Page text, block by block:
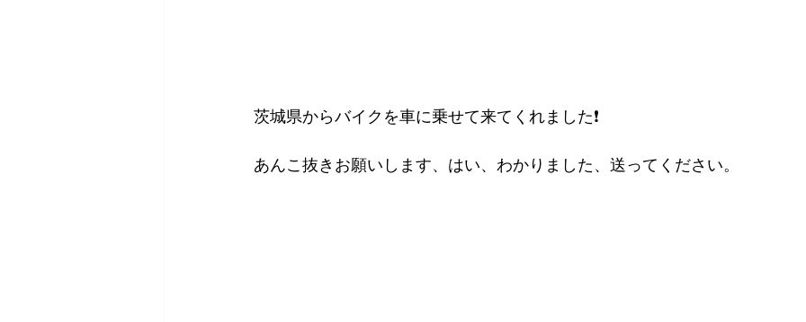
茨城県からバイクを車に乗せて来てくれました❗
あんこ抜きお願いします、はい、わかりました、送ってください。